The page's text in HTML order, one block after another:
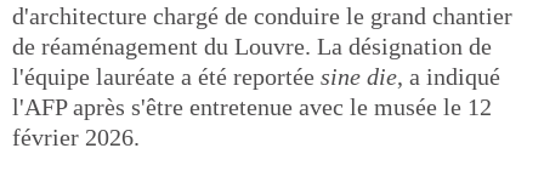
d'architecture chargé de conduire le grand chantier
de réaménagement du Louvre. La désignation de
l'équipe lauréate a été reportée sine die, a indiqué
l'AFP après s'être entretenue avec le musée le 12
février 2026.